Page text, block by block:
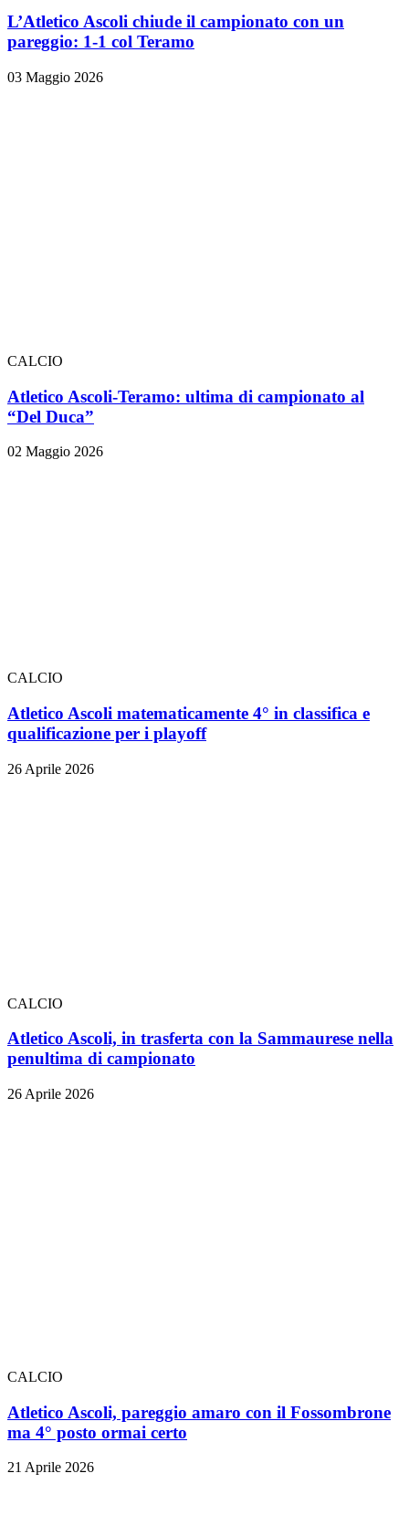
L’Atletico Ascoli chiude il campionato con un
pareggio: 1-1 col Teramo
03 Maggio 2026
CALCIO
Atletico Ascoli-Teramo: ultima di campionato al
“Del Duca”
02 Maggio 2026
CALCIO
Atletico Ascoli matematicamente 4° in classifica e
qualificazione per i playoff
26 Aprile 2026
CALCIO
Atletico Ascoli, in trasferta con la Sammaurese nella
penultima di campionato
26 Aprile 2026
CALCIO
Atletico Ascoli, pareggio amaro con il Fossombrone
ma 4° posto ormai certo
21 Aprile 2026